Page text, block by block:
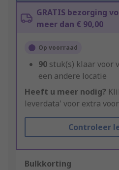
GRATIS bezorging
meer dan € 90,00
Op voorraad
90 stuk(s) klaar voor
een andere locatie
Heeft u meer nodig?
leverdata' voor extra
Controleer
Bulkkorting